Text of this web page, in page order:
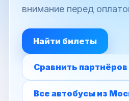
внимание перед
Найти билеты
Сравнить партнёров
Все автобусы из